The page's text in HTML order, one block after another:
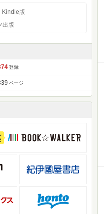
Kindle版
出版
登録
ページ